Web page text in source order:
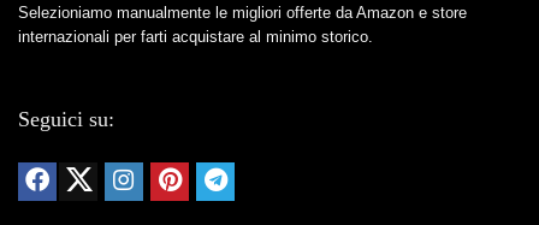
Selezioniamo manualmente le migliori offerte da Amazon e store
internazionali per farti acquistare al minimo storico.
Seguici su: